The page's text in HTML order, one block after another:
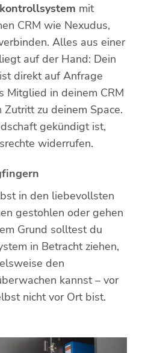
mit
CRM wie Nexudus,
Alles aus einer
auf der Hand: Dein
direkt auf Anfrage
Mitglied in deinem CRM
zu deinem Space.
gekündigt ist,
widerrufen.
in den liebevollsten
gestohlen oder gehen
Grund solltest du
in Betracht ziehen,
den
kannst – vor
nicht vor Ort bist.